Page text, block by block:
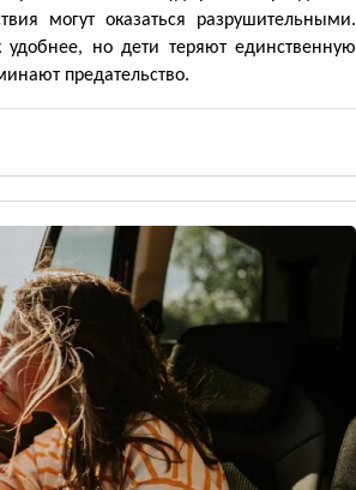
могут оказаться разрушительными.
удобнее, но дети теряют единственную
предательство.